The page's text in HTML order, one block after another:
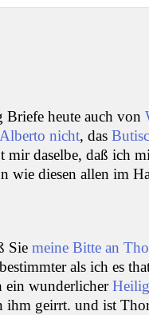
heute auch von
nicht, das
mir daselbe, daß ich
wie diesen allen im
Sie meine Bitte an
als ich es
ein wunderlicher
ihm geirrt. und ist